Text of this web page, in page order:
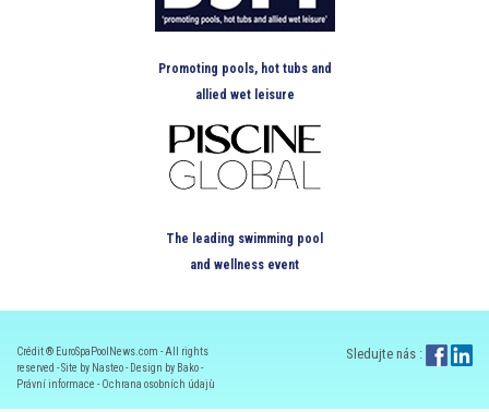
Promoting pools, hot tubs and
allied wet leisure
The leading swimming pool
and wellness event
Crédit ® EuroSpaPoolNews.com - All rights
reserved - Site by Nasteo - Design by Bako -
Právní informace -Ochrana osobních údajù
Sledujte nás :